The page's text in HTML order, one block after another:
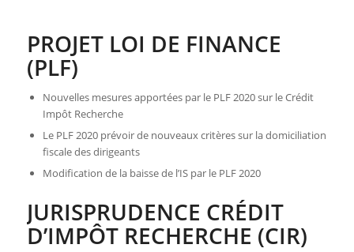
PROJET LOI DE FINANCE
(PLF)
Nouvelles mesures apportées par le PLF 2020 sur le Crédit
Impôt Recherche
Le PLF 2020 prévoir de nouveaux critères sur la domiciliation
fiscale des dirigeants
Modification de la baisse de l’IS par le PLF 2020
JURISPRUDENCE CRÉDIT
D’IMPÔT RECHERCHE (CIR)